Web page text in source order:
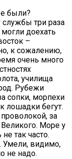
были?
три раза
доехать
–
к сожалению,
очень много
училища
Рубежи
сопки, морпехи
лошадки бегут.
за
Море у
так часто.
Умели, видимо,
не надо.